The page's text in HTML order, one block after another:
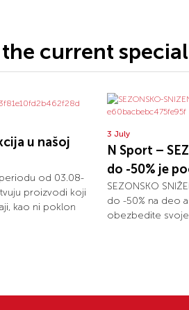
current
u našoj
od 03.08-
proizvodi koji
kao ni poklon
3 July
N Sport –
do -50% je
SEZONSKO
do -50% na deo
obezbedite